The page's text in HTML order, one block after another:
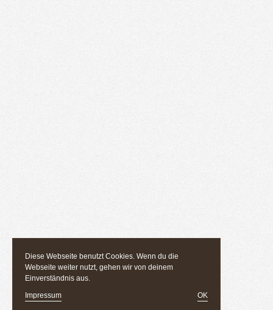
Diese Webseite benutzt Cookies. Wenn du die
Webseite weiter nutzt, gehen wir von deinem
Einverständnis aus.
Impressum
OK